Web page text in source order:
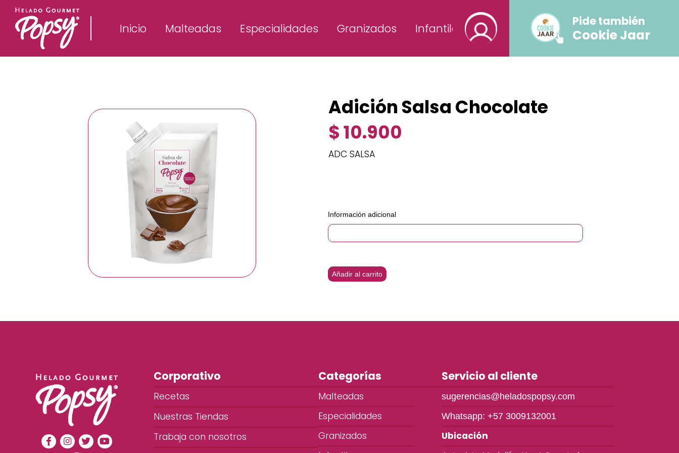
Inicio Malteadas Especialidades Granizados Infantiles Paletas Tortas Helado en Casa
Pide también
Cookie Jaar
Adición Salsa Chocolate
$ 10.900
ADC SALSA
Información adicional
Añadir al carrito
Corporativo
Recetas
Nuestras Tiendas
Trabaja con nosotros
Categorías
Malteadas
Especialidades
Granizados
Servicio al cliente
sugerencias@heladospopsy.com
Whatsapp: +57 3009132001
Ubicación